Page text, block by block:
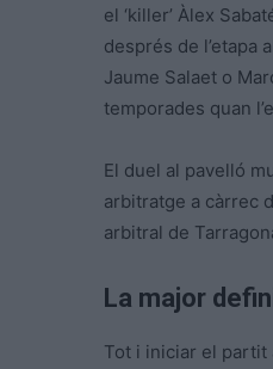
el ‘killer’ Àlex
després de l’etapa
Jaume Salaet o
temporades quan
El duel al pavelló
arbitratge a càrrec
arbitral de
La major
Tot i iniciar el partit